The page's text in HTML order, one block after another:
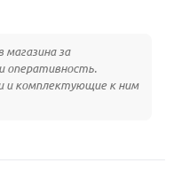
магазина за
оперативность.
и комплектующие к ним